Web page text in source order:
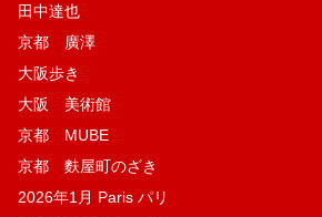
田中達也
京都 廣澤
大阪歩き
大阪 美術館
京都 MUBE
京都 麩屋町のざき
2026年1月 Paris パリ